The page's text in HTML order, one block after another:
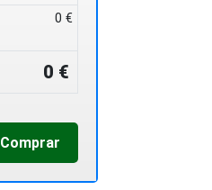
0 €
0 €
Comprar